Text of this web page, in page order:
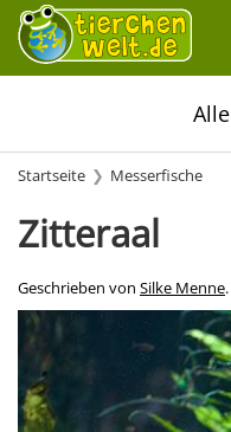
Alle
Startseite Messerfische
Zitteraal
Geschrieben von Silke Menne.